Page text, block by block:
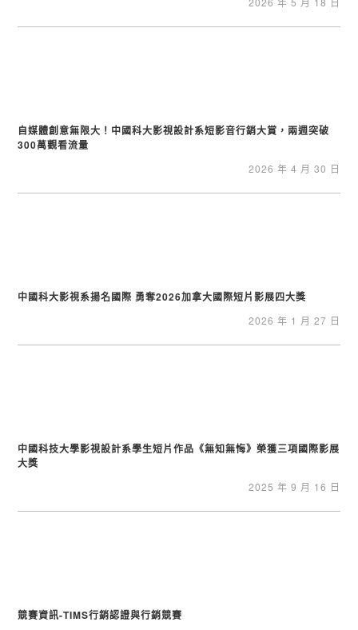
自媒體創意無限大！中國科大影視設計系短影音行銷大賞，兩週突破
300萬觀看流量
2026 年 4 月 30 日
中國科大影視系揚名國際 勇奪2026加拿大國際短片影展四大獎
2026 年 1 月 27 日
中國科技大學影視設計系學生短片作品《無知無悔》榮獲三項國際影展
大獎
2025 年 9 月 16 日
競賽資訊-TIMS行銷認證與行銷競賽